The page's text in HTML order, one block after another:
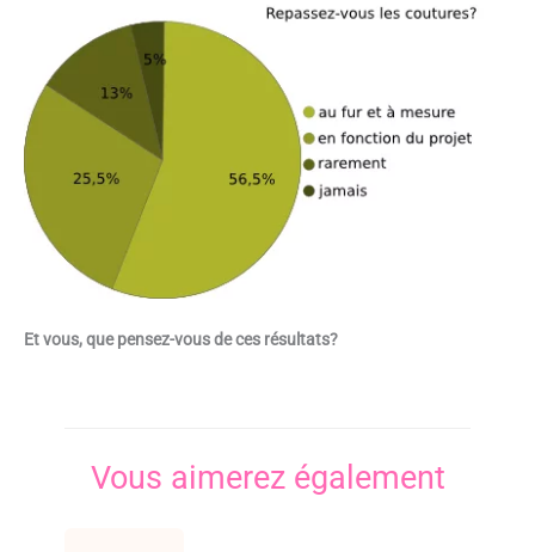
Et vous, que pensez-vous de ces résultats?
Vous aimerez également